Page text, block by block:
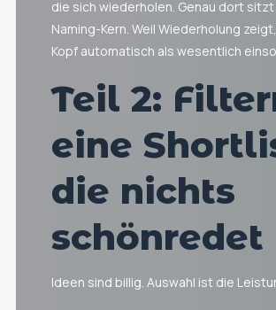
die sich wiederholen. Genau dort
Naming-Kern. Weil Wiederholung
Kopf automatisch als wesentlich
Teil 2:
eine
die nichts
schönredet
Ideen sind billig. Auswahl ist die